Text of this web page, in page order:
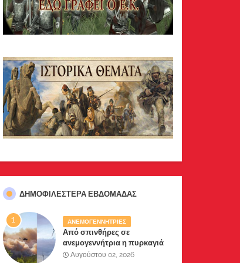
ΔΗΜΟΦΙΛΈΣΤΕΡΑ ΕΒΔΟΜΆΔΑΣ
ΑΝΕΜΟΓΕΝΝΗΤΡΙΕΣ
Από σπινθήρες σε
ανεμογεννήτρια η πυρκαγιά
σε Βοιωτία-Αττική .Δύο
Αυγούστου 02, 2026